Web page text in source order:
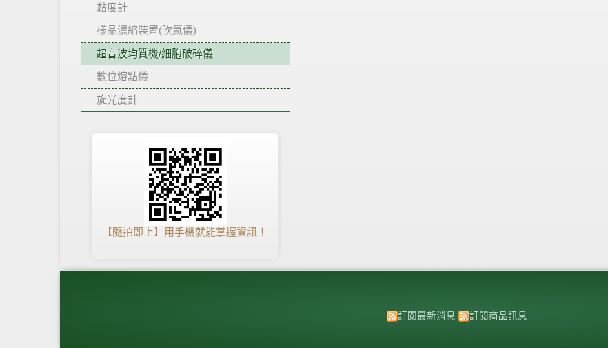
黏度計
樣品濃縮裝置(吹氮儀)
超音波均質機/細胞破碎儀
數位熔點儀
旋光度計
【隨拍即上】用手機就能掌握資訊！
訂閱最新消息
訂閱商品訊息